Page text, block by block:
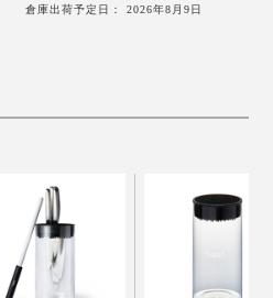
ナイフ／マットシルバー
フスタンド「
ガラスブロック
プリートしてキッチンの景色
に浸けて、時間をかけて包丁
だったので、メンテナンスの
倉庫出荷予定日： 2026年8月9日